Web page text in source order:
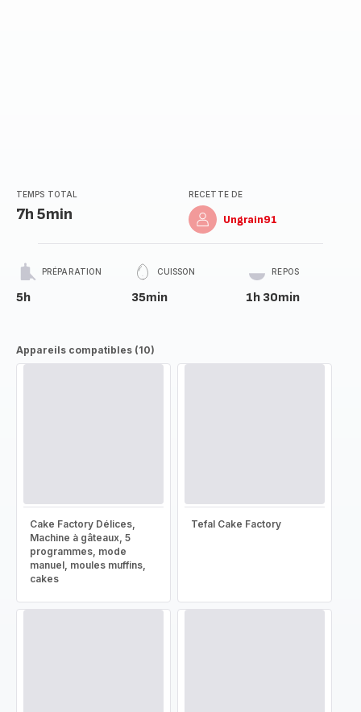
TEMPS TOTAL
7h 5min
RECETTE DE
Ungrain91
PRÉPARATION
5h
CUISSON
35min
REPOS
1h 30min
Appareils compatibles (10)
Cake Factory Délices,
Machine à gâteaux, 5
programmes, mode
manuel, moules muffins,
cakes
Tefal Cake Factory